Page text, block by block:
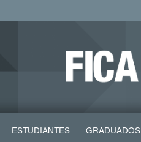
ESTUDIANTES GRADUADOS